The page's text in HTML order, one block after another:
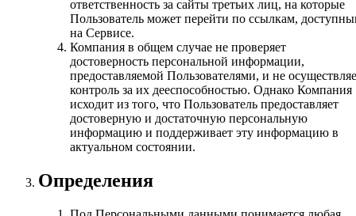
ответственность за сайты третьих лиц, на которые
Пользователь может перейти по ссылкам,
на Сервисе.
Компания в общем случае не проверяет
достоверность персональной информации,
предоставляемой Пользователями, и не
контроль за их дееспособностью. Однако Компания
исходит из того, что Пользователь предоставляет
достоверную и достаточную персональную
информацию и поддерживает эту информацию в
актуальном состоянии.
Определения